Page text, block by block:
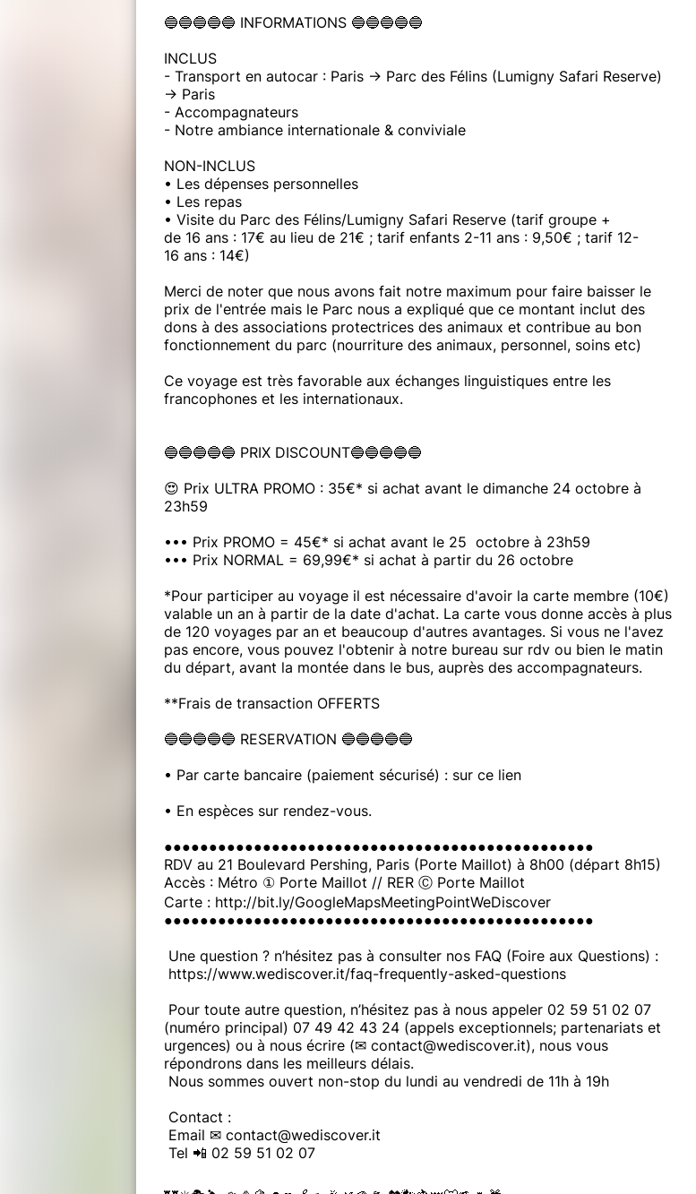
🔵🔵🔵🔵🔵 INFORMATIONS 🔵🔵🔵🔵🔵
INCLUS
- Transport en autocar : Paris -> Parc des Félins (Lumigny Safari Reserve)
-> Paris
- Accompagnateurs
- Notre ambiance internationale & conviviale
NON-INCLUS
• Les dépenses personnelles
• Les repas
• Visite du Parc des Félins/Lumigny Safari Reserve (tarif groupe +
de 16 ans : 17€ au lieu de 21€ ; tarif enfants 2-11 ans : 9,50€ ; tarif 12-
16 ans : 14€)
Merci de noter que nous avons fait notre maximum pour faire baisser le
prix de l'entrée mais le Parc nous a expliqué que ce montant inclut des
dons à des associations protectrices des animaux et contribue au bon
fonctionnement du parc (nourriture des animaux, personnel, soins etc)
Ce voyage est très favorable aux échanges linguistiques entre les
francophones et les internationaux.
🔵🔵🔵🔵🔵 PRIX DISCOUNT🔵🔵🔵🔵🔵
😍 Prix ULTRA PROMO : 35€* si achat avant le dimanche 24 octobre à
23h59
••• Prix PROMO = 45€* si achat avant le 25 octobre à 23h59
••• Prix NORMAL = 69,99€* si achat à partir du 26 octobre
*Pour participer au voyage il est nécessaire d'avoir la carte membre (10€)
valable un an à partir de la date d'achat. La carte vous donne accès à plus
de 120 voyages par an et beaucoup d'autres avantages. Si vous ne l'avez
pas encore, vous pouvez l'obtenir à notre bureau sur rdv ou bien le matin
du départ, avant la montée dans le bus, auprès des accompagnateurs.
**Frais de transaction OFFERTS
🔵🔵🔵🔵🔵 RESERVATION 🔵🔵🔵🔵🔵
• Par carte bancaire (paiement sécurisé) : sur ce lien
• En espèces sur rendez-vous.
●●●●●●●●●●●●●●●●●●●●●●●●●●●●●●●●●●●●●●●●●●●●●●●●
RDV au 21 Boulevard Pershing, Paris (Porte Maillot) à 8h00 (départ 8h15)
Accès : Métro ① Porte Maillot // RER Ⓒ Porte Maillot
Carte : http://bit.ly/GoogleMapsMeetingPointWeDiscover
●●●●●●●●●●●●●●●●●●●●●●●●●●●●●●●●●●●●●●●●●●●●●●●●
Une question ? n’hésitez pas à consulter nos FAQ (Foire aux Questions) :
https://www.wediscover.it/faq-frequently-asked-questions
Pour toute autre question, n’hésitez pas à nous appeler 02 59 51 02 07
(numéro principal) 07 49 42 43 24 (appels exceptionnels; partenariats et
urgences) ou à nous écrire (✉ contact@wediscover.it), nous vous
répondrons dans les meilleurs délais.
Nous sommes ouvert non-stop du lundi au vendredi de 11h à 19h
Contact :
Email ✉ contact@wediscover.it
Tel 📲 02 59 51 02 07